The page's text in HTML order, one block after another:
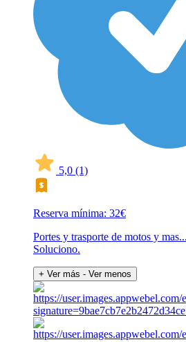
5,0 (1)
Reserva mínima: 32€
Portes y trasporte de motos y
Soluciono.
+ Ver más - Ver menos